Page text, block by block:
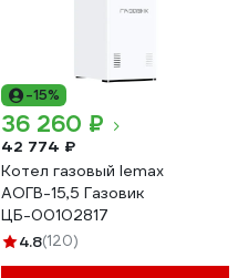
-15%
36 260 ₽
42 774 ₽
Котел газовый lemax
АОГВ-15,5 Газовик
ЦБ-00102817
4.8(120)